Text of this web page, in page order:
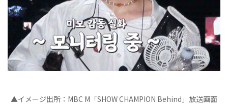
▲イメージ出所：MBC M「SHOW CHAMPION Behind」放送画面